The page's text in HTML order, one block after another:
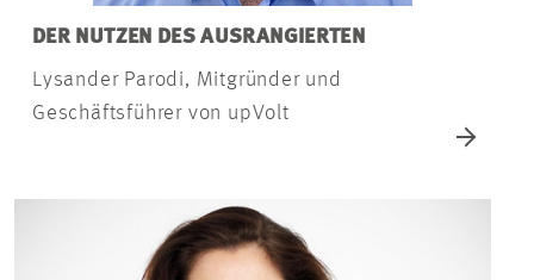
DER NUTZEN DES AUSRANGIERTEN
Lysander Parodi, Mitgründer und
Geschäftsführer von upVolt